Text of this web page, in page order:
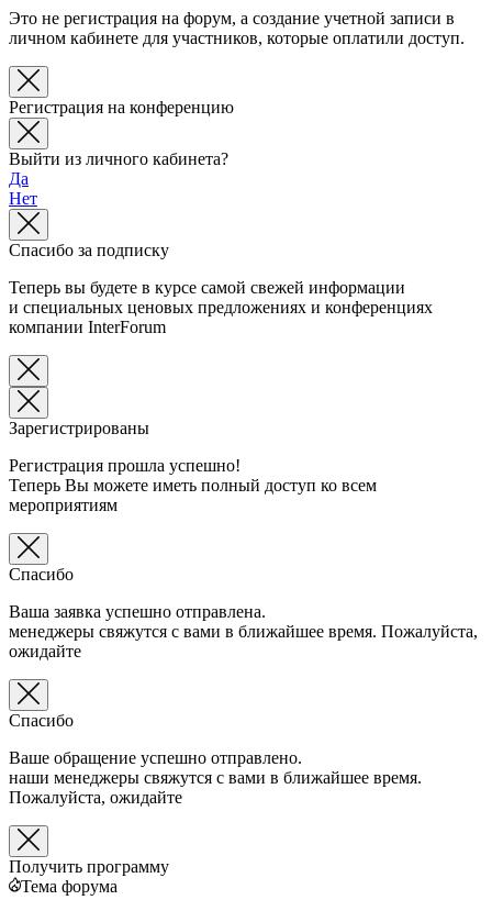
Это не регистрация на форум, а создание учетной записи в
личном кабинете для участников, которые оплатили доступ.
Регистрация на конференцию
Выйти из личного кабинета?
Да
Нет
Спасибо за подписку
Теперь вы будете в курсе самой свежей информации
и специальных ценовых предложениях и конференциях
компании InterForum
Зарегистрированы
Регистрация прошла успешно!
Теперь Вы можете иметь полный доступ ко всем
мероприятиям
Спасибо
Ваша заявка успешно отправлена.
менеджеры свяжутся с вами в ближайшее время. Пожалуйста,
ожидайте
Спасибо
Ваше обращение успешно отправлено.
наши менеджеры свяжутся с вами в ближайшее время.
Пожалуйста, ожидайте
Получить программу
Тема форума